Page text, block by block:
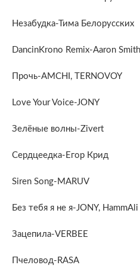
Незабудка-Тима Белорусских
DancinKrono Remix-Aaron
Прочь-AMCHI, TERNOVOY
Love Your Voice-JONY
Зелёные волны-Zivert
Сердцеедка-Егор Крид
Siren Song-MARUV
Без тебя я не я-JONY,
Зацепила-VERBEE
Пчеловод-RASA